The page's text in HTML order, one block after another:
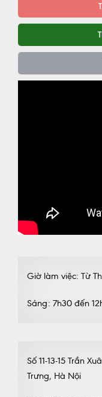
Giờ làm việc: Từ
Sáng: 7h30 đến
Số 11-13-15 Trần
Trưng, Hà Nội